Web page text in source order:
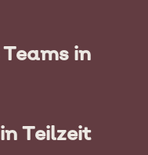
in
Teilzeit